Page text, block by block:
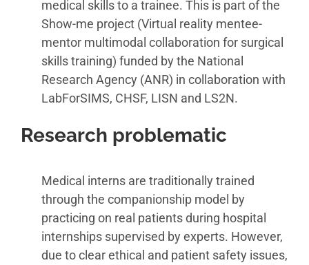
medical skills to a trainee. This is part of the
Show-me project (Virtual reality mentee-
mentor multimodal collaboration for surgical
skills training) funded by the National
Research Agency (ANR) in collaboration with
LabForSIMS, CHSF, LISN and LS2N.
Research problematic
Medical interns are traditionally trained
through the companionship model by
practicing on real patients during hospital
internships supervised by experts. However,
due to clear ethical and patient safety issues,